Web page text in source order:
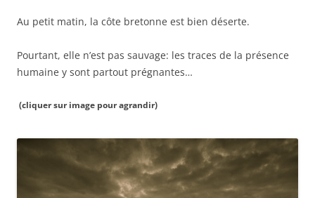
Au petit matin, la côte bretonne est bien déserte.
Pourtant, elle n’est pas sauvage: les traces de la présence
humaine y sont partout prégnantes…
(cliquer sur image pour agrandir)